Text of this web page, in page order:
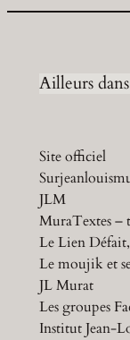
Ailleurs
Site officiel
JLM
MuraTextes –
Le Lien
Le moujik et
JL Murat
Les groupes
Institut Jean-